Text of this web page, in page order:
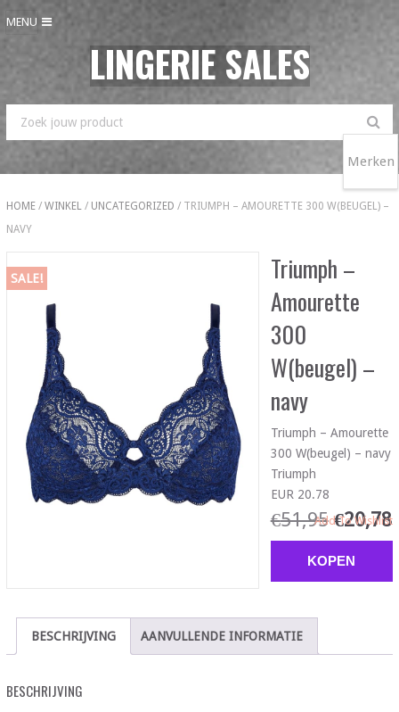
MENU
LINGERIE SALES
HOME/ WINKEL/ UNCATEGORIZED / TRIUMPH – AMOURETTE 300 W(BEUGEL) –
NAVY
SALE!
Triumph –
Amourette
300
W(beugel) –
navy
Triumph – Amourette
300 W(beugel) – navy
Triumph
EUR 20.78
€51,95 €20,78
KOPEN
Add To Wishlist
BESCHRIJVING AANVULLENDE INFORMATIE
BESCHRIJVING
Merken